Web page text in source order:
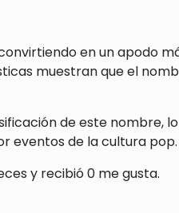
en un apodo
muestran que el
de este nombre,
eventos de la cultura pop.
y recibió 0 me gusta.